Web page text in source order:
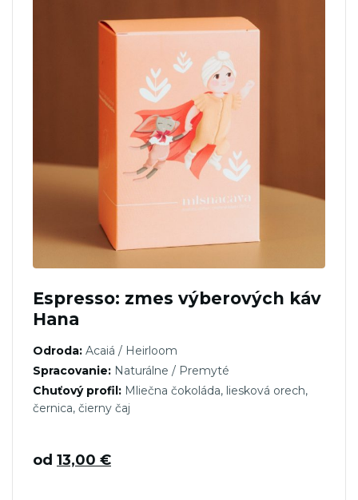
Espresso: zmes výberových káv
Hana
Odroda: Acaiá / Heirloom
Spracovanie: Naturálne / Premyté
Chuťový profil: Mliečna čokoláda, liesková orech,
černica, čierny čaj
od 13,00 €